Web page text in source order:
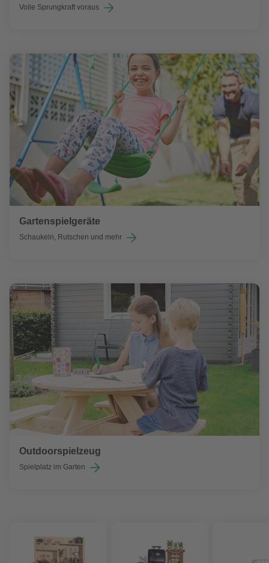
Volle Sprungkraft voraus
Gartenspielgeräte
Schaukeln, Rutschen und mehr
Outdoorspielzeug
Spielplatz im Garten